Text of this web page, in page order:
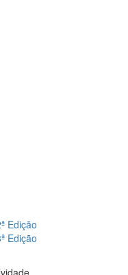
Edição
Edição